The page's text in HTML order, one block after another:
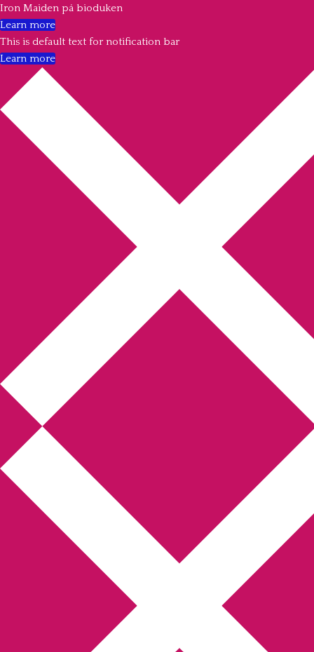
Annikas litteratur- och
kulturblogg
Deckare, kriminalromaner, thrillers
Boktolva Författarfemman
Webbshop Amazon
Bokbloggsjerka Bloggmaraton
Kriminalroman
Min tv-blogg
Iron Maiden på bioduken
Learn more
This is default text for notification bar
Learn more